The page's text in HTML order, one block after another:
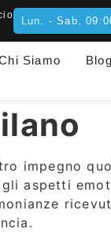
Lun. - Sab.
Siamo Blog
impegno
aspetti